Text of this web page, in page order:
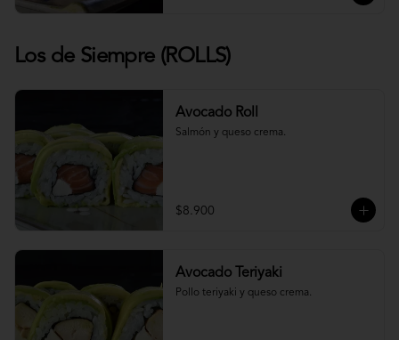
Los de Siempre (ROLLS)
Avocado Roll
Salmón y queso crema.
$8.900
Avocado Teriyaki
Pollo teriyaki y queso crema.